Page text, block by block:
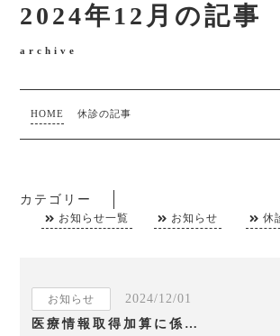
2024年12月の記事
archive
HOME 休診の記事
カテゴリー
お知らせ一覧 お知らせ 休
お知らせ
2024/12/01
医療情報取得加算に係る掲示について